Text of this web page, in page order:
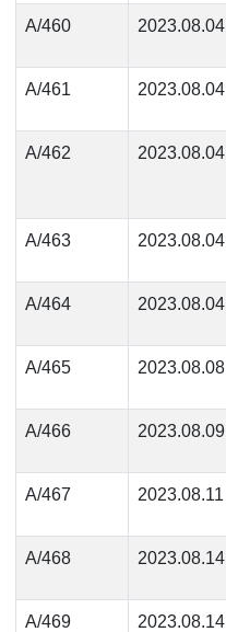
А/460 2023.08.04
А/461 2023.08.04
А/462 2023.08.04
А/463 2023.08.04
А/464 2023.08.04
А/465 2023.08.08
А/466 2023.08.09
А/467 2023.08.11
А/468 2023.08.14
А/469 2023.08.14